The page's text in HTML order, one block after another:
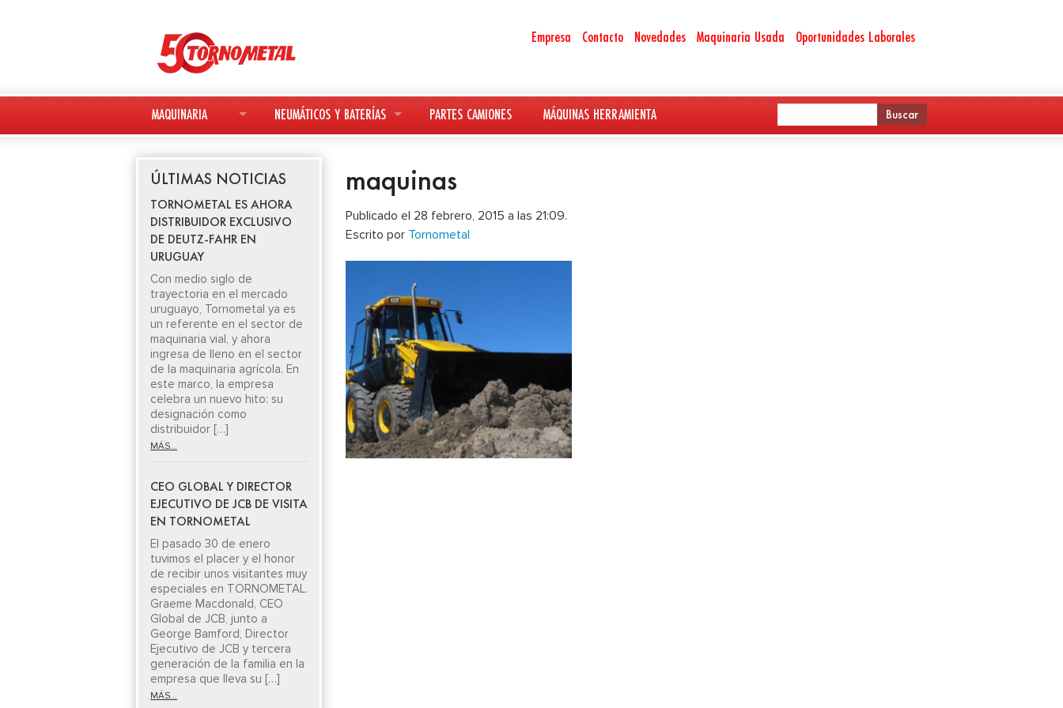
Empresa Contacto Novedades Maquinaria Usada Oportunidades Laborales
MAQUINARIA
MAQUINARIA NUEVA
MAQUINARIA USADA
DEUTZ-FAHR
AVANT
KESLA
NEUMÁTICOS Y BATERÍAS
NEUMÁTICOS
BATERÍAS
PARTES CAMIONES MÁQUINAS HERRAMIENTA
maquinas
Publicado el 28 febrero, 2015 a las 21:09.
Escrito por Tornometal
ÚLTIMAS NOTICIAS
TORNOMETAL ES AHORA
DISTRIBUIDOR EXCLUSIVO
DE DEUTZ-FAHR EN
URUGUAY
Con medio siglo de
trayectoria en el mercado
uruguayo, Tornometal ya es
un referente en el sector de
maquinaria vial, y ahora
ingresa de lleno en el sector
de la maquinaria agrícola. En
este marco, la empresa
celebra un nuevo hito: su
designación como
distribuidor […]
MÁS...
CEO GLOBAL Y DIRECTOR
EJECUTIVO DE JCB DE VISITA
EN TORNOMETAL
El pasado 30 de enero
tuvimos el placer y el honor
de recibir unos visitantes muy
especiales en TORNOMETAL.
Graeme Macdonald, CEO
Global de JCB, junto a
George Bamford, Director
Ejecutivo de JCB y tercera
generación de la familia en la
empresa que lleva su […]
MÁS...